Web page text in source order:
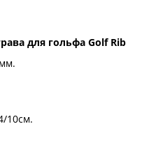
для гольфа Golf Rib
10см.